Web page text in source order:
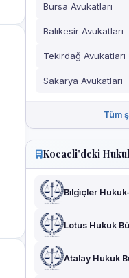
Bursa Avukatları
Balıkesir Avukatları
Tekirdağ Avukatları
Sakarya Avukatları
Tüm
Kocaeli'deki
Bi̇lgi̇çler
Lotus Hukuk
Atalay Hukuk